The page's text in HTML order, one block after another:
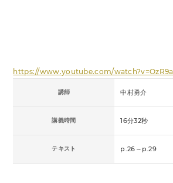
https://www.youtube.com/
講師 中村勇介
講義時間 16分32秒
テキスト p.26～p.29